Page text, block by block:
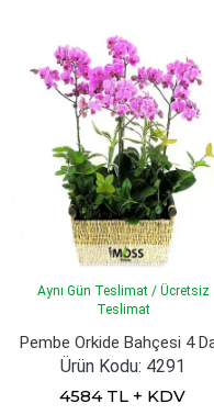
Aynı Gün Teslimat / Ücretsiz
Teslimat
Pembe Orkide Bahçesi 4
Ürün Kodu: 4291
4584 TL + KDV